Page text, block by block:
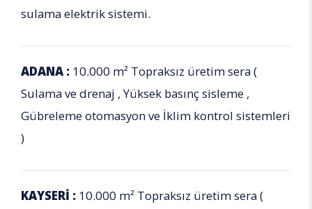
sulama elektrik sistemi.
ADANA : 10.000 m² Topraksız üretim sera (
Sulama ve drenaj , Yüksek basınç sisleme ,
Gübreleme otomasyon ve İklim kontrol sistemleri
)
KAYSERİ : 10.000 m² Topraksız üretim sera (